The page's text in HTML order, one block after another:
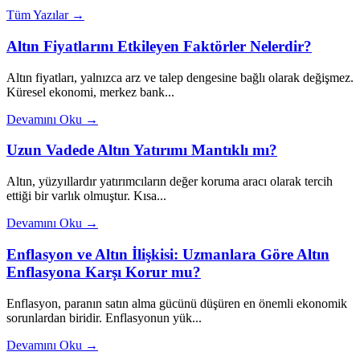
Tüm Yazılar →
Altın Fiyatlarını Etkileyen Faktörler Nelerdir?
Altın fiyatları, yalnızca arz ve talep dengesine bağlı olarak değişmez.
Küresel ekonomi, merkez bank...
Devamını Oku →
Uzun Vadede Altın Yatırımı Mantıklı mı?
Altın, yüzyıllardır yatırımcıların değer koruma aracı olarak tercih
ettiği bir varlık olmuştur. Kısa...
Devamını Oku →
Enflasyon ve Altın İlişkisi: Uzmanlara Göre Altın
Enflasyona Karşı Korur mu?
Enflasyon, paranın satın alma gücünü düşüren en önemli ekonomik
sorunlardan biridir. Enflasyonun yük...
Devamını Oku →